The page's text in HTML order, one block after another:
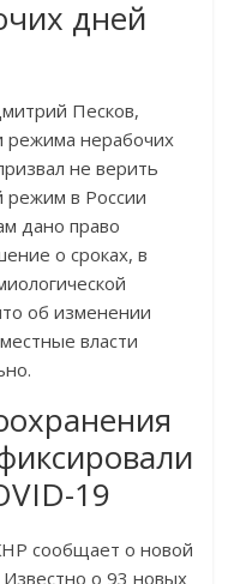
дней
Песков,
режима нерабочих
не верить
в России
дано право
о сроках, в
об изменении
власти
19
сообщает о новой
о 93 новых